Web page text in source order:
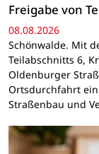
Freigabe von
08.08.2026
Schönwalde. Mit
Teilabschnitts 6,
Oldenburger
Ortsdurchfahrt
Straßenbau und